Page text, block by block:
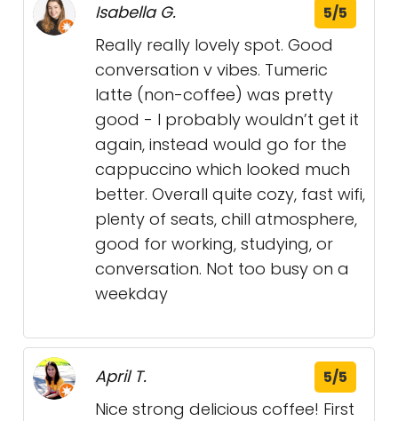
Isabella G. 5/5
Really really lovely spot. Good
conversation v vibes. Tumeric
latte (non-coffee) was pretty
good - I probably wouldn’t get it
again, instead would go for the
cappuccino which looked much
better. Overall quite cozy, fast wifi,
plenty of seats, chill atmosphere,
good for working, studying, or
conversation. Not too busy on a
weekday
April T. 5/5
Nice strong delicious coffee! First